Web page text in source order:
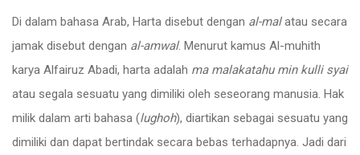
Di dalam bahasa Arab, Harta disebut dengan al-malatau secara
jamak disebut dengan al-amwal. Menurut kamus Al-muhith
karya Alfairuz Abadi, harta adalah ma malakatahu min kulli syai
atau segala sesuatu yang dimiliki oleh seseorang manusia. Hak
milik dalam arti bahasa (lughoh), diartikan sebagai sesuatu yang
dimiliki dan dapat bertindak secara bebas terhadapnya. Jadi dari